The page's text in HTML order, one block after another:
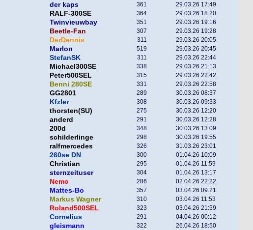
der kaps 361 29.03.26 17:49
RALF-300SE 364 29.03.26 18:20
Twinvieuwbay 351 29.03.26 19:16
Beetle-Fan 307 29.03.26 19:28
DerDennis 311 29.03.26 20:05
Marlon 519 29.03.26 20:45
StefanSK 311 29.03.26 22:44
Michael300SE 338 29.03.26 21:13
Peter500SEL 315 29.03.26 22:42
Benni 280SE 331 29.03.26 22:58
GG2801 289 30.03.26 08:37
Kfzler 308 30.03.26 09:33
thorsten(SU) 275 30.03.26 12:20
anderd 291 30.03.26 12:28
200d 348 30.03.26 13:09
schilderlinge 298 30.03.26 19:55
ralfmercedes 326 31.03.26 23:01
260se DN 300 01.04.26 10:09
Christian 295 01.04.26 11:59
sternzeituser 304 01.04.26 13:17
Nemo 286 02.04.26 22:22
Mattes-Bo 357 03.04.26 09:21
Markus Wagner 310 03.04.26 11:53
Roland500SEL 323 03.04.26 21:59
Cornelius 291 04.04.26 00:12
gleismann 322 26.04.26 18:50